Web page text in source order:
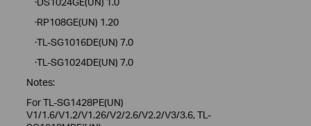
·RP108GE(UN) 1.20
·TL-SG1016DE(UN) 7.0
·TL-SG1024DE(UN) 7.0
Notes:
For TL-SG1428PE(UN)
V1/1.6/V1.2/V1.26/V2/2.6/V2.2/V3/3.6, TL-